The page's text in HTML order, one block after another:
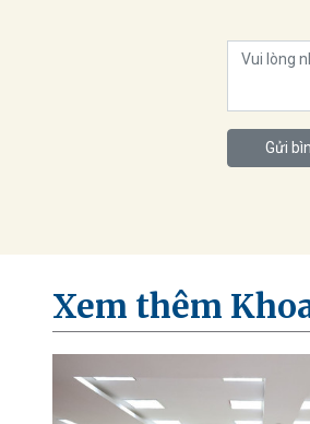
Gửi
Xem thêm